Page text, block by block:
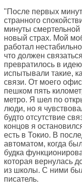
"После первых
странного
минуты
новый страх. Мой
работал
что должен
превратилось в
испытывали такие,
связи. От моего
пешком пять
метро. Я шел по
люди, но я
будто отсутствие
концов я
есть в Токио. В
автоматом, когда
будка
которая вернулась
из школы. С ними
писатель.